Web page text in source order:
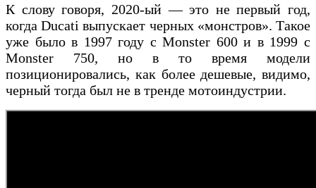
К слову говоря, 2020-ый — это не первый год,
когда Ducati выпускает черных «монстров». Такое
уже было в 1997 году с Monster 600 и в 1999 с
Monster 750, но в то время модели
позиционировались, как более дешевые, видимо,
черный тогда был не в тренде мотоиндустрии.